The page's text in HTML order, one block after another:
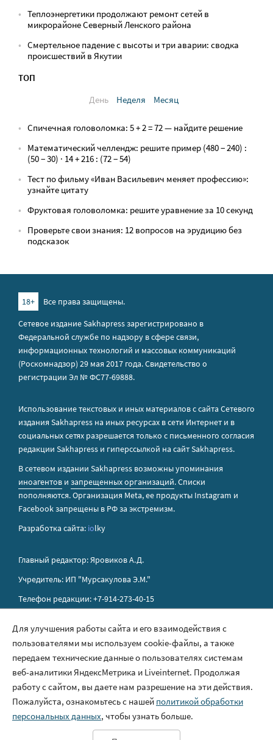
Теплоэнергетики продолжают ремонт сетей в
микрорайоне Северный Ленского района
Смертельное падение с высоты и три аварии: сводка
происшествий в Якутии
ТОП
День
Неделя Месяц
Спичечная головоломка: 5 + 2 = 72 — найдите решение
Математический челлендж: решите пример (480 − 240) :
(50 − 30) · 14 + 216 : (72 − 54)
Тест по фильму «Иван Васильевич меняет профессию»:
узнайте цитату
Фруктовая головоломка: решите уравнение за 10 секунд
Проверьте свои знания: 12 вопросов на эрудицию без
подсказок
18+
Все права защищены.
Сетевое издание Sakhapress зарегистрировано в
Федеральной службе по надзору в сфере связи,
информационных технологий и массовых коммуникаций
(Роскомнадзор) 29 мая 2017 года. Свидетельство о
регистрации Эл № ФС77-69888.
Использование текстовых и иных материалов с сайта Сетевого
издания Sakhapress на иных ресурсах в сети Интернет и в
социальных сетях разрешается только с письменного согласия
редакции Sakhapress и гиперссылкой на сайт Sakhapress.
В сетевом издании Sakhapress возможны упоминания
иноагентов и запрещенных организаций. Списки
пополняются. Организация Metа, ее продукты Instagram и
Facebook запрещены в РФ за экстремизм.
Разработка сайта: iolky
Главный редактор: Яровиков А.Д.
Учредитель: ИП "Мурсакулова Э.М."
Телефон редакции: +7-914-273-40-15
Правила сайта
Политика обработки персональных данных
Размещение рекламы
Контакты
Для улучшения работы сайта и его взаимодействия с
пользователями мы используем cookie-файлы, а также
передаем технические данные о пользователях системам
веб-аналитики ЯндексМетрика и Liveinternet. Продолжая
работу с сайтом, вы даете нам разрешение на эти действия.
Пожалуйста, ознакомьтесь с нашей политикой обработки
персональных данных, чтобы узнать больше.